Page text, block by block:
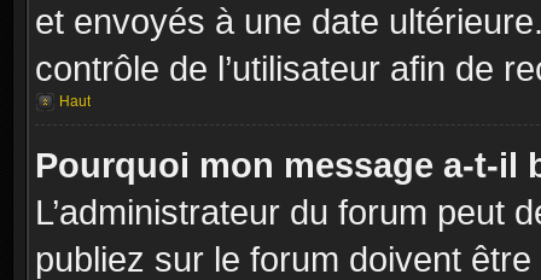
et envoyés à une date
contrôle de l’utilisateur afin de
Haut
Pourquoi mon message a-t-il
L’administrateur du forum peut
publiez sur le forum doivent